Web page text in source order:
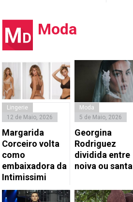
Moda
Lingerie
12 de Maio, 2026
Margarida
Corceiro volta
como
embaixadora da
Intimissimi
Moda
5 de Maio, 2026
Georgina
Rodriguez
dividida entre
noiva ou santa